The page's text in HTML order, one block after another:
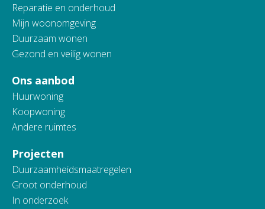
Reparatie en onderhoud
Mijn woonomgeving
Duurzaam wonen
Gezond en veilig wonen
Ons aanbod
Huurwoning
Koopwoning
Andere ruimtes
Projecten
Duurzaamheidsmaatregelen
Groot onderhoud
In onderzoek